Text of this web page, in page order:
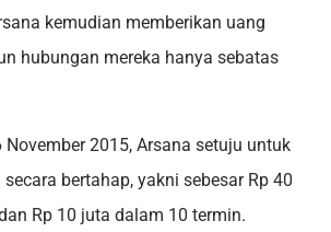
kemudian memberikan uang
hubungan mereka hanya sebatas
November 2015, Arsana setuju untuk
bertahap, yakni sebesar Rp 40
Rp 10 juta dalam 10 termin.